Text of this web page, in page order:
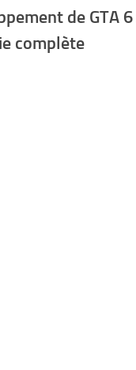
de GTA
complète